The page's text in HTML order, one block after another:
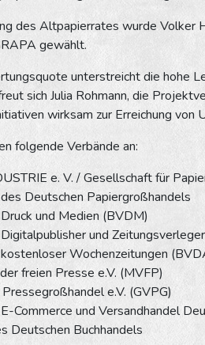
des Altpapierrates wurde Volker
gewählt.
unterstreicht die hohe
sich Julia Rohmann, die
wirksam zur Erreichung
folgende Verbände an:
e. V. / Gesellschaft für
Deutschen Papiergroßhandels
und Medien (BVDM)
und
Wochenzeitungen
freien Presse e.V. (MVFP)
e.V. (GVPG)
Commerce und Versandhandel
Deutschen Buchhandels